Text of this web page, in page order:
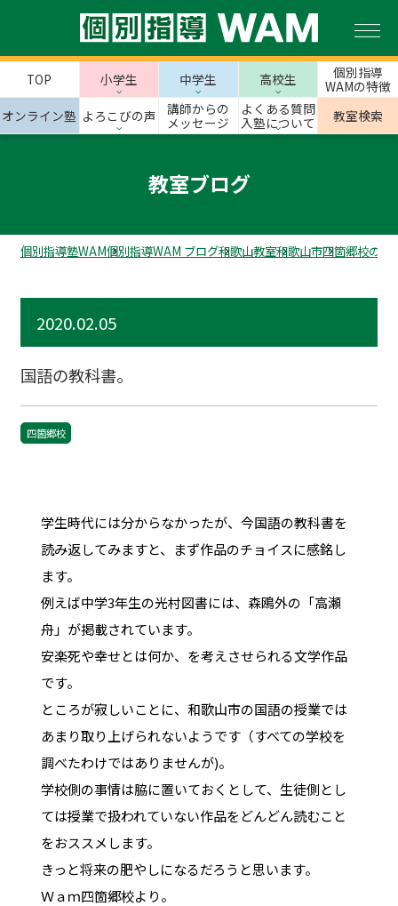
TOP 小学生 中学生 高校生
個別指導
WAMの特徴
オンライン塾 よろこびの声
講師からの
メッセージ
よくある質問
入塾について
教室検索
教室ブログ
個別指導塾WAM個別指導WAM ブログ和歌山教室和歌山市四箇郷校のス
2020.02.05
国語の教科書。
四箇郷校
学生時代には分からなかったが、今国語の教科書を
読み返してみますと、まず作品のチョイスに感銘し
ます。
例えば中学3年生の光村図書には、森鴎外の「高瀬
舟」が掲載されています。
安楽死や幸せとは何か、を考えさせられる文学作品
です。
ところが寂しいことに、和歌山市の国語の授業では
あまり取り上げられないようです（すべての学校を
調べたわけではありませんが)。
学校側の事情は脇に置いておくとして、生徒側とし
ては授業で扱われていない作品をどんどん読むこと
をおススメします。
きっと将来の肥やしになるだろうと思います。
Ｗａｍ四箇郷校より。